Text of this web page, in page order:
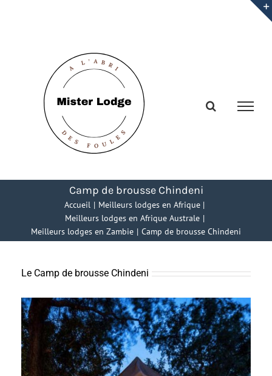
Camp de brousse Chindeni
Accueil
Meilleurs lodges en Afrique
Meilleurs lodges en Afrique Australe
Meilleurs lodges en Zambie
Camp de brousse Chindeni
Le Camp de brousse Chindeni